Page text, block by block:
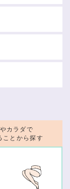
カラダで
ことから探す